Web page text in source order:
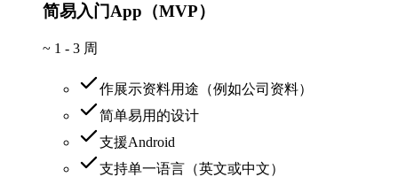
简易入门App（MVP）
~ 1 - 3 周
作展示资料用途（例如公司资料）
简单易用的设计
支援Android
支持单一语言（英文或中文）